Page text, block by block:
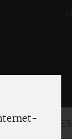
AKTUELLES